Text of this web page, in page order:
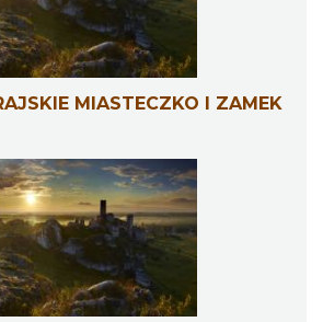
MIASTECZKO I ZAMEK